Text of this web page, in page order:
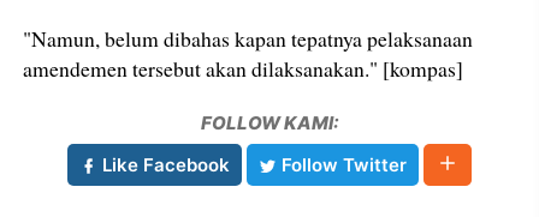
"Namun, belum dibahas kapan tepatnya pelaksanaan
amendemen tersebut akan dilaksanakan." [kompas]
FOLLOW KAMI:
Like Facebook
Follow Twitter